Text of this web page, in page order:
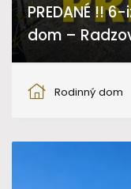
PREDANÉ !!
dom –
Rodinný dom